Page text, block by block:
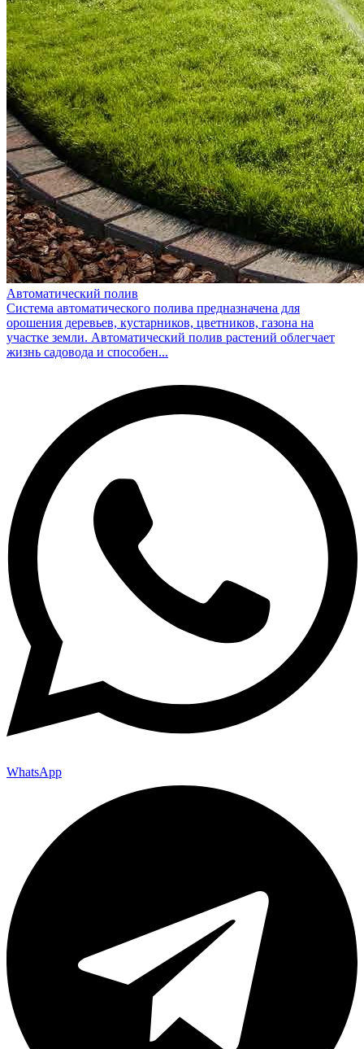
Автоматический полив
Система автоматического полива предназначена для
орошения деревьев, кустарников, цветников, газона на
участке земли. Автоматический полив растений облегчает
жизнь садовода и способен...
WhatsApp